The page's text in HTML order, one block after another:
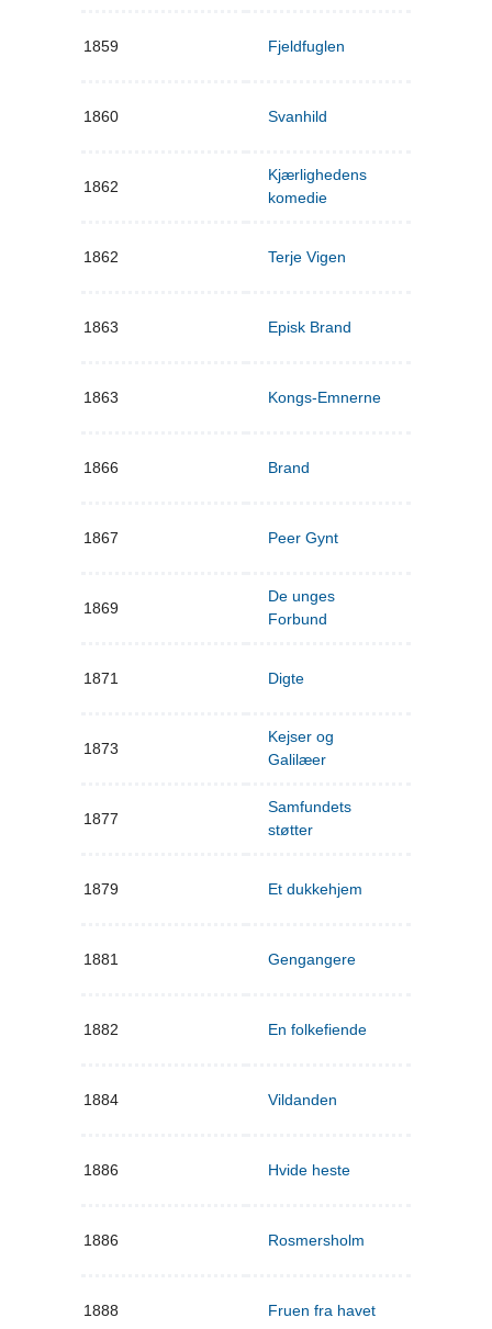
1859 Fjeldfuglen
1860 Svanhild
1862
Kjærlighedens
komedie
1862 Terje Vigen
1863 Episk Brand
1863 Kongs-Emnerne
1866 Brand
1867 Peer Gynt
1869
De unges
Forbund
1871 Digte
1873
Kejser og
Galilæer
1877
Samfundets
støtter
1879 Et dukkehjem
1881 Gengangere
1882 En folkefiende
1884 Vildanden
1886 Hvide heste
1886 Rosmersholm
1888 Fruen fra havet